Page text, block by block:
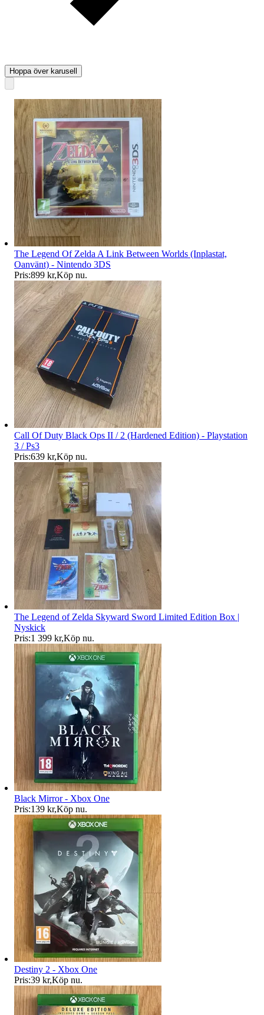
Hoppa över karusell
The Legend Of Zelda A Link Between Worlds (Inplastat,
Oanvänt) - Nintendo 3DS
Pris:899 kr,Köp nu.
Call Of Duty Black Ops II / 2 (Hardened Edition) - Playstation
3 / Ps3
Pris:639 kr,Köp nu.
The Legend of Zelda Skyward Sword Limited Edition Box |
Nyskick
Pris:1 399 kr,Köp nu.
Black Mirror - Xbox One
Pris:139 kr,Köp nu.
Destiny 2 - Xbox One
Pris:39 kr,Köp nu.